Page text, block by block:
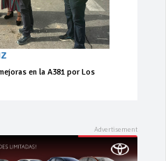
en la A381 por Los